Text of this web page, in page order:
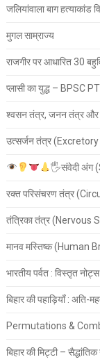
जलियांवाला बाग हत्याकांड
मुगल साम्राज्य
राजगीर पर आधारित 30
प्लासी का युद्ध – BPSC
श्वसन तंत्र, जनन तंत्र और
उत्सर्जन तंत्र
🖐संवेदी अंग
रक्त परिसंचरण तंत्र
तंत्रिका तंत्र (Nervous
मानव मस्तिष्क (Human
भारतीय पर्वत : विस्तृत
बिहार की पहाड़ियाँ : अति-
Permutations &
बिहार की मिट्टी –